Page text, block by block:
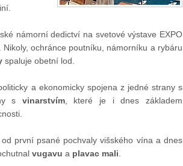
námorní dedictví na svetové výstave EXPO
ochránce poutníku, námorníku a rybáru
spaluje obetní lod.
a ekonomicky spojena z jedné strany s
s vinarstvím, které je i dnes základem
první psané pochvaly višského vína a dnes
vugavua plavac mali